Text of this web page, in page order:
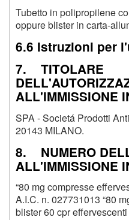
Tubetto in polipropilene
oppure blister in carta-
6.6 Istruzioni per
7. TITOLARE
ALL'IMMISSIONE
SPA - Societá Prodotti
20143 MILANO.
8. NUMERO
ALL'IMMISSIONE
“80 mg compresse
A.I.C. n. 027731013 “80
blister 60 cpr